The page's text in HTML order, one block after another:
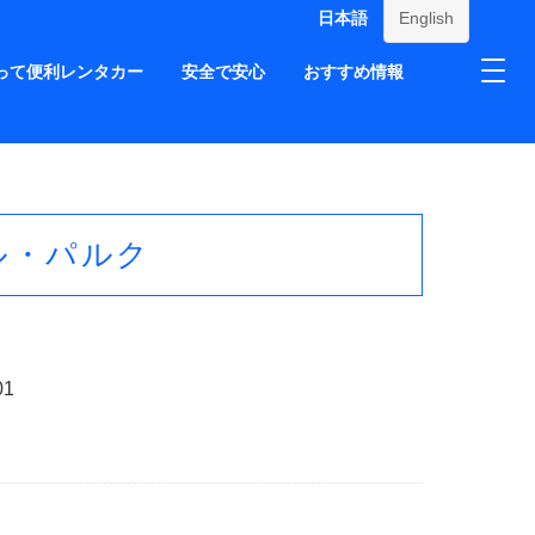
日本語 English
て便利レンタカー 安全で安心 おすすめ情報
パルク